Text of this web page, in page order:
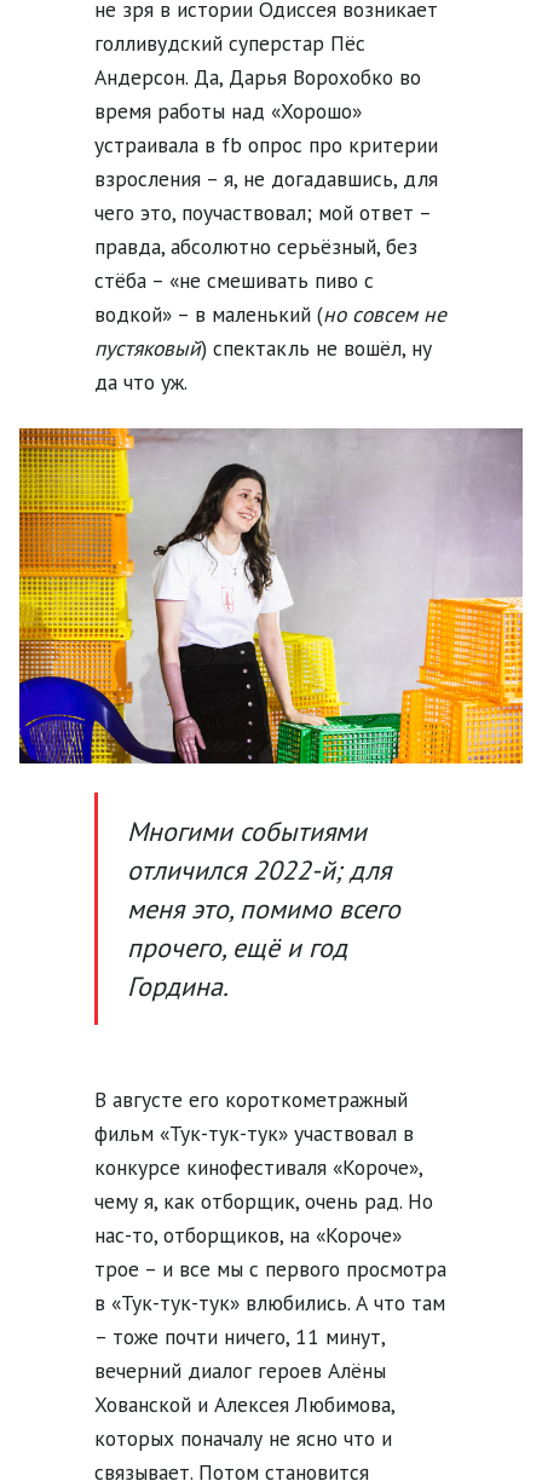
не зря в истории Одиссея возникает
голливудский суперстар Пёс
Андерсон. Да, Дарья Ворохобко во
время работы над «Хорошо»
устраивала в fb опрос про критерии
взросления – я, не догадавшись, для
чего это, поучаствовал; мой ответ –
правда, абсолютно серьёзный, без
стёба – «не смешивать пиво с
водкой» – в маленький (но совсем не
пустяковый) спектакль не вошёл, ну
да что уж.
Многими событиями
отличился 2022-й; для
меня это, помимо всего
прочего, ещё и год
Гордина.
В августе его короткометражный
фильм «Тук-тук-тук» участвовал в
конкурсе кинофестиваля «Короче»,
чему я, как отборщик, очень рад. Но
нас-то, отборщиков, на «Короче»
трое – и все мы с первого просмотра
в «Тук-тук-тук» влюбились. А что там
– тоже почти ничего, 11 минут,
вечерний диалог героев Алёны
Хованской и Алексея Любимова,
которых поначалу не ясно что и
связывает. Потом становится